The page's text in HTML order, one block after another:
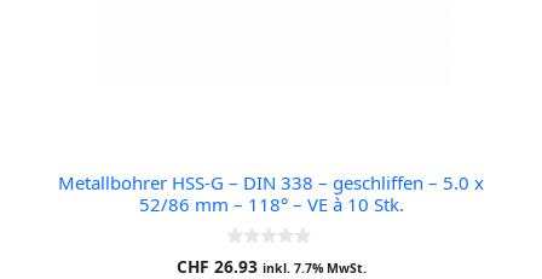
Metallbohrer HSS-G – DIN 338 – geschliffen – 5.0 x
52/86 mm – 118° – VE à 10 Stk.
0
o
CHF 26.93 inkl. 7.7% MwSt.